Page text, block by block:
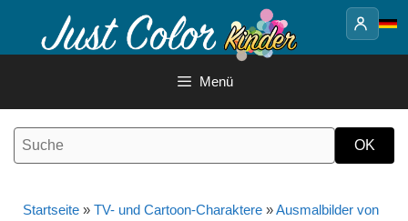
Inhalt
Menü
Startseite » TV- und Cartoon-Charaktere »Ausmalbilder von